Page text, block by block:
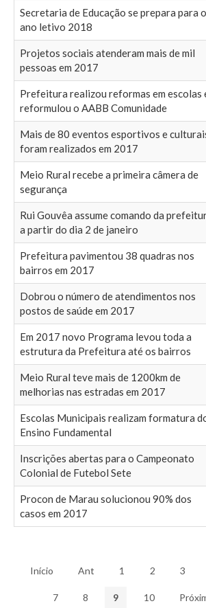
Secretaria de Educação se prepara para o
ano letivo 2018
Projetos sociais atenderam mais de mil
pessoas em 2017
Prefeitura realizou reformas em escolas
reformulou o AABB Comunidade
Mais de 80 eventos esportivos e
foram realizados em 2017
Meio Rural recebe a primeira câmera de
segurança
Rui Gouvêa assume comando da
a partir do dia 2 de janeiro
Prefeitura pavimentou 38 quadras nos
bairros em 2017
Dobrou o número de atendimentos nos
postos de saúde em 2017
Em 2017 novo Programa levou toda a
estrutura da Prefeitura até os bairros
Meio Rural teve mais de 1200km de
melhorias nas estradas em 2017
Escolas Municipais realizam formatura
Ensino Fundamental
Inscrições abertas para o Campeonato
Colonial de Futebol Sete
Procon de Marau solucionou 90% dos
casos em 2017
Início
Ant 1 2 3
7 8 9 10